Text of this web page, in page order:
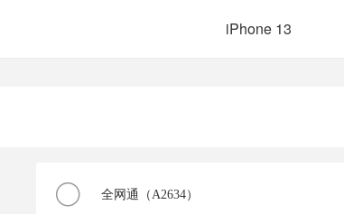
iPhone 13
全网通（A2634）